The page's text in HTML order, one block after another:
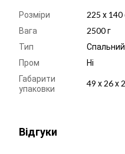
Розміри
225 х 140
Вага
2500 г
Тип
Пром
Ні
Габарити
упаковки
49 х 26 х
Відгуки